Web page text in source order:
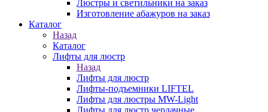
Люстры и светильники на заказ
Изготовление абажуров на заказ
Каталог
Назад
Каталог
Лифты для люстр
Назад
Лифты для люстр
Лифты-подъемники LIFTEL
Лифты для люстры MW-Light
Лифты для люстр чердачные